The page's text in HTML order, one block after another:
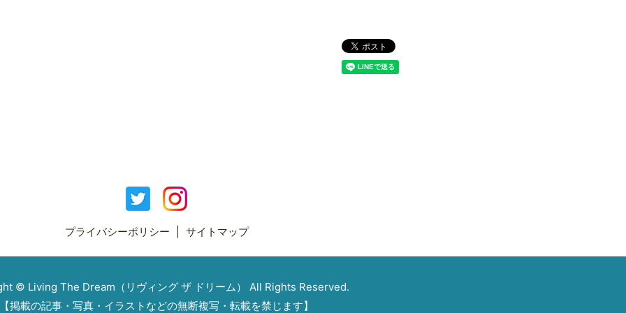
プライバシーポリシー サイトマップ
© Living The Dream（リヴィング ザ ドリーム） All Rights Reserved.
【掲載の記事・写真・イラストなどの無断複写・転載を禁じます】